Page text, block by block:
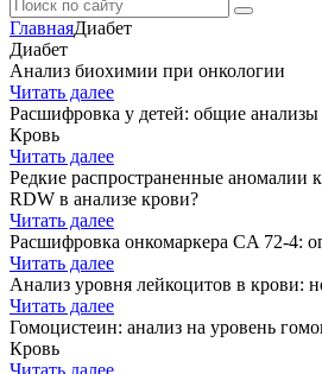
ГлавнаяДиабет
Диабет
Анализ биохимии при онкологии
Читать далее
Расшифровка у детей: общие
Кровь
Читать далее
Редкие распространенные аномалии
RDW в анализе крови?
Читать далее
Расшифровка онкомаркера CA 72-4:
Читать далее
Анализ уровня лейкоцитов в крови:
Читать далее
Гомоцистеин: анализ на уровень
Кровь
Читать далее